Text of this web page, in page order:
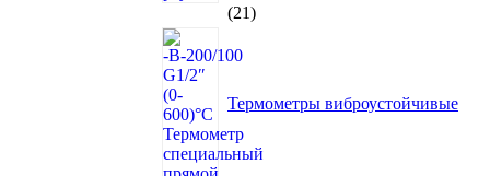
2121
Термометры виброустойчивые